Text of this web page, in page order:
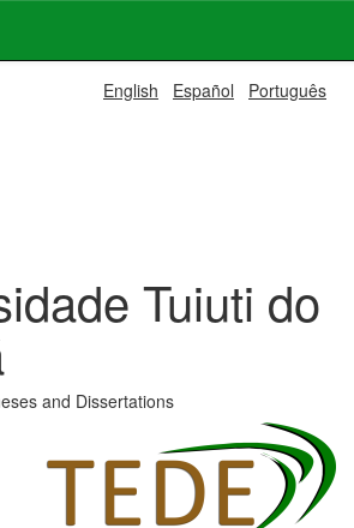
English Español Português
Tuiuti do
and Dissertations